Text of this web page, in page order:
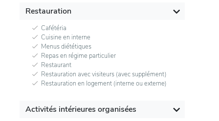
Restauration
Cafétéria
Cuisine en interne
Menus diététiques
Repas en régime particulier
Restaurant
Restauration avec visiteurs (avec supplément)
Restauration en logement (interne ou externe)
Activités intérieures organisées